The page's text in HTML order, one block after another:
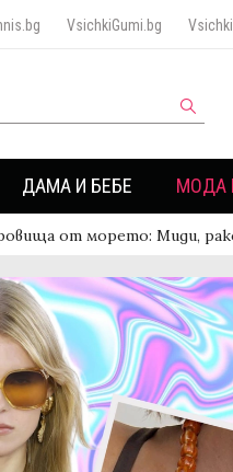
VsichkiGumi.bg
ДАМА И БЕБЕ МОДА
от морето: Миди,